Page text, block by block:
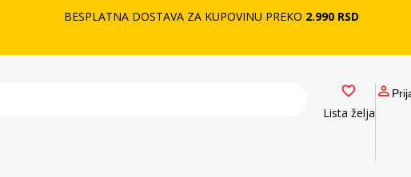
BESPLATNA DOSTAVA ZA KUPOVINU PREKO 2.990 RSD
Lista želja